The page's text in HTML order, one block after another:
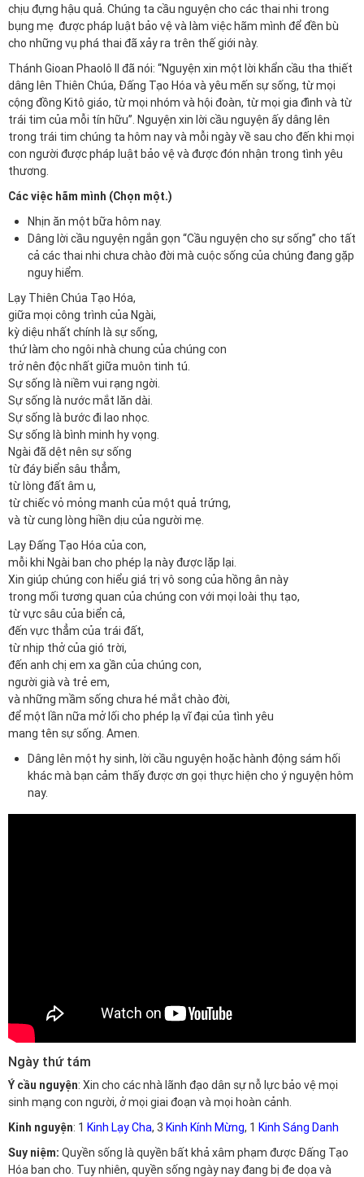
chịu đựng hậu quả. Chúng ta cầu nguyện cho các thai nhi trong
bụng mẹ được pháp luật bảo vệ và làm việc hãm mình để đền bù
cho những vụ phá thai đã xảy ra trên thế giới này.
Thánh Gioan Phaolô II đã nói: “Nguyện xin một lời khẩn cầu tha thiết
dâng lên Thiên Chúa, Đấng Tạo Hóa và yêu mến sự sống, từ mọi
cộng đồng Kitô giáo, từ mọi nhóm và hội đoàn, từ mọi gia đình và từ
trái tim của mỗi tín hữu”. Nguyện xin lời cầu nguyện ấy dâng lên
trong trái tim chúng ta hôm nay và mỗi ngày về sau cho đến khi mọi
con người được pháp luật bảo vệ và được đón nhận trong tình yêu
thương.
Các việc hãm mình (Chọn một.)
Nhịn ăn một bữa hôm nay.
Dâng lời cầu nguyện ngắn gọn “Cầu nguyện cho sự sống” cho tất
cả các thai nhi chưa chào đời mà cuộc sống của chúng đang gặp
nguy hiểm.
Lạy Thiên Chúa Tạo Hóa,
giữa mọi công trình của Ngài,
kỳ diệu nhất chính là sự sống,
thứ làm cho ngôi nhà chung của chúng con
trở nên độc nhất giữa muôn tinh tú.
Sự sống là niềm vui rạng ngời.
Sự sống là nước mắt lăn dài.
Sự sống là bước đi lao nhọc.
Sự sống là bình minh hy vọng.
Ngài đã dệt nên sự sống
từ đáy biển sâu thẳm,
từ lòng đất âm u,
từ chiếc vỏ mỏng manh của một quả trứng,
và từ cung lòng hiền dịu của người mẹ.
Lạy Đấng Tạo Hóa của con,
mỗi khi Ngài ban cho phép lạ này được lặp lại.
Xin giúp chúng con hiểu giá trị vô song của hồng ân này
trong mối tương quan của chúng con với mọi loài thụ tạo,
từ vực sâu của biển cả,
đến vực thẳm của trái đất,
từ nhịp thở của gió trời,
đến anh chị em xa gần của chúng con,
người già và trẻ em,
và những mầm sống chưa hé mắt chào đời,
để một lần nữa mở lối cho phép lạ vĩ đại của tình yêu
mang tên sự sống. Amen.
Dâng lên một hy sinh, lời cầu nguyện hoặc hành động sám hối
khác mà bạn cảm thấy được ơn gọi thực hiện cho ý nguyện hôm
nay.
Ngày thứ tám
Ý cầu nguyện: Xin cho các nhà lãnh đạo dân sự nỗ lực bảo vệ mọi
sinh mạng con người, ở mọi giai đoạn và mọi hoàn cảnh.
Kinh nguyện: 1 Kinh Lạy Cha, 3 Kinh Kính Mừng, 1 Kinh Sáng Danh
Suy niệm: Quyền sống là quyền bất khả xâm phạm được Đấng Tạo
Hóa ban cho. Tuy nhiên, quyền sống ngày nay đang bị đe dọa và